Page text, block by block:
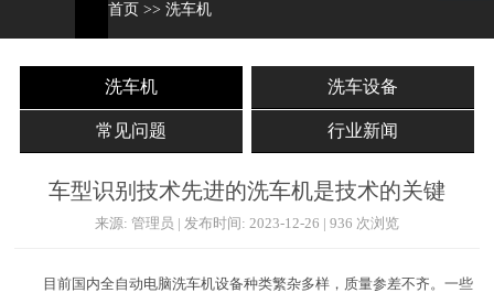
首页 >> 洗车机
洗车机 洗车设备
常见问题 行业新闻
车型识别技术先进的洗车机是技术的关键
来源: 管理员 | 发布时间: 2023-12-26 | 936 次浏览
目前国内全自动电脑洗车机设备种类繁杂多样，质量参差不齐。一些